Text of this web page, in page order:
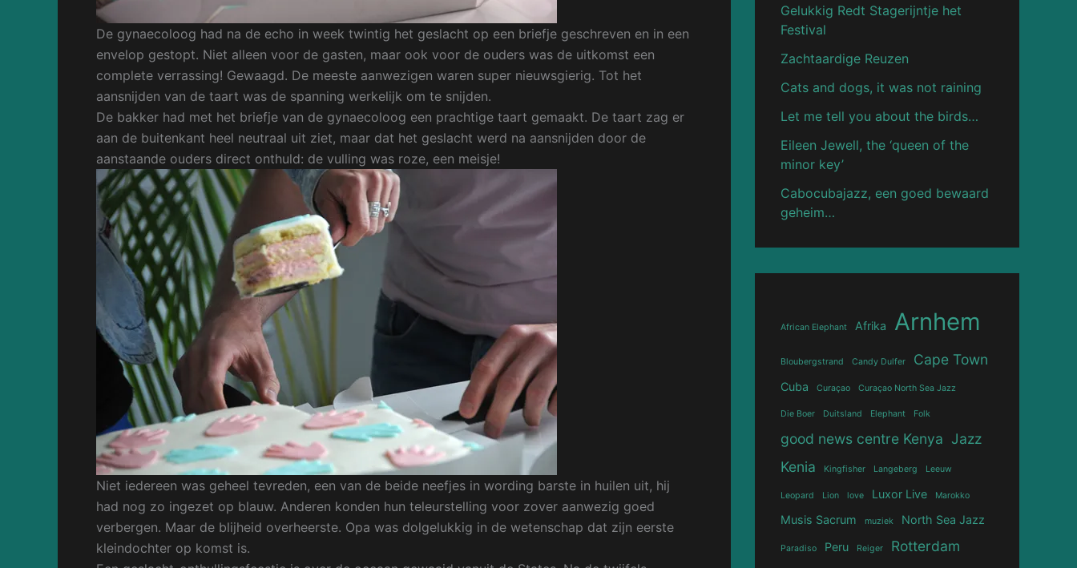
De gynaecoloog had na de echo in week twintig het geslacht op een briefje geschreven en in een
envelop gestopt. Niet alleen voor de gasten, maar ook voor de ouders was de uitkomst een
complete verrassing! Gewaagd. De meeste aanwezigen waren super nieuwsgierig. Tot het
aansnijden van de taart was de spanning werkelijk om te snijden.
De bakker had met het briefje van de gynaecoloog een prachtige taart gemaakt. De taart zag er
aan de buitenkant heel neutraal uit ziet, maar dat het geslacht werd na aansnijden door de
aanstaande ouders direct onthuld: de vulling was roze, een meisje!
Niet iedereen was geheel tevreden, een van de beide neefjes in wording barste in huilen uit, hij
had nog zo ingezet op blauw. Anderen konden hun teleurstelling voor zover aanwezig goed
verbergen. Maar de blijheid overheerste. Opa was dolgelukkig in de wetenschap dat zijn eerste
kleindochter op komst is.
Gelukkig Redt Stagerijntje het
Festival
Zachtaardige Reuzen
Cats and dogs, it was not raining
Let me tell you about the birds…
Eileen Jewell, the ‘queen of the
minor key’
Cabocubajazz, een goed bewaard
geheim…
African Elephant Afrika Arnhem
Bloubergstrand Candy Dulfer Cape Town
Cuba Curaçao Curaçao North Sea Jazz
Die Boer Duitsland Elephant Folk
good news centre Kenya Jazz
Kenia
Kingfisher Langeberg Leeuw
Leopard Lion love Luxor Live Marokko
Musis Sacrum muziek North Sea Jazz
Paradiso Peru Reiger Rotterdam